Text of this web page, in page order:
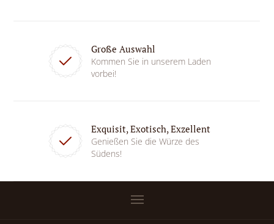
Große Auswahl
Kommen Sie in unserem Laden
vorbei!
Exquisit, Exotisch, Exzellent
Genießen Sie die Würze des
Südens!